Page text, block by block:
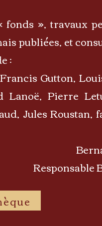
», travaux
publiées, et
:
Gutton,
Lanoë, Pierre
Jules Roustan,
Responsable